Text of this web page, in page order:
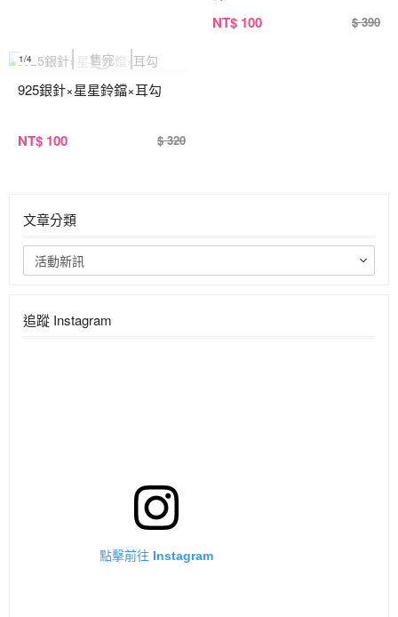
NT$ 100 $ 390
1/4
925銀針×星星鈴鐺×耳勾
NT$ 100 $ 320
文章分類
活動新訊
追蹤 Instagram
點擊前往 Instagram